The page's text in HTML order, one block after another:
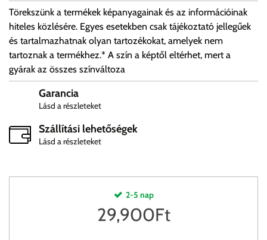
Törekszünk a termékek képanyagainak és az információinak
hiteles közlésére. Egyes esetekben csak tájékoztató jellegűek
és tartalmazhatnak olyan tartozékokat, amelyek nem
tartoznak a termékhez.* A szín a képtől eltérhet, mert a
gyárak az összes színváltoza
Garancia
Lásd a részleteket
Szállítási lehetőségek
Lásd a részleteket
2-5 nap
29,900Ft